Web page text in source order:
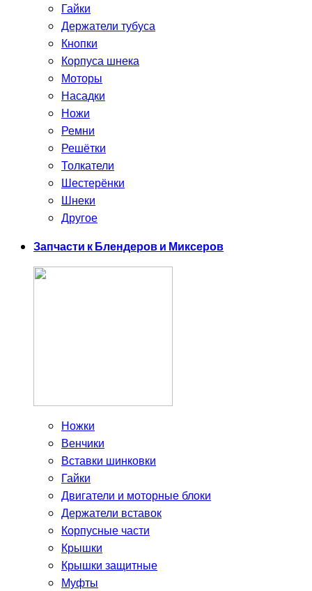
Гайки
Держатели тубуса
Кнопки
Корпуса шнека
Моторы
Насадки
Ножи
Ремни
Решётки
Толкатели
Шестерёнки
Шнеки
Другое
Запчасти к Блендеров и Миксеров
Ножки
Венчики
Вставки шинковки
Гайки
Двигатели и моторные блоки
Держатели вставок
Корпусные части
Крышки
Крышки защитные
Муфты